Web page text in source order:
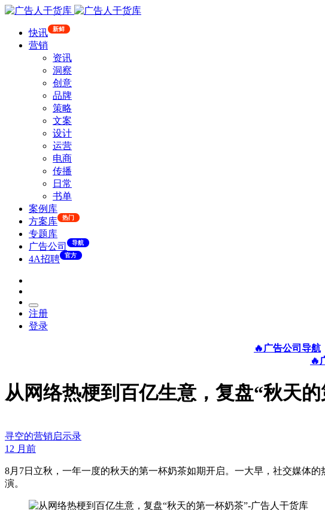
快讯 新鲜
营销
资讯
洞察
创意
品牌
策略
文案
设计
运营
电商
传播
日常
书单
案例库
方案库
热门
专题库
广告公司
导航
4A招聘 官方
注册
登录
🔥广告公司导航
🔥
从网络热梗到百亿生意，复盘“秋天
寻空的营销启示录
12 月前
8月7日立秋，一年一度的秋天的第一杯奶茶如期开启。一大早，社交媒体
演。